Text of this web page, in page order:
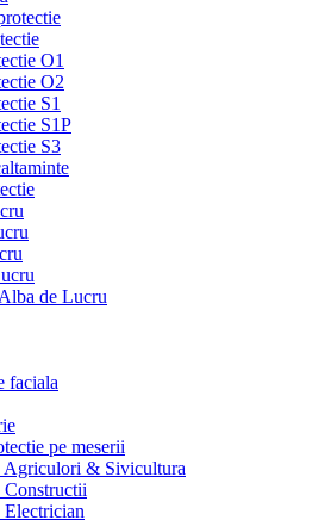
O1
O2
S1
S1P
S3
de Lucru
faciala
pe meserii
Agriculori & Sivicultura
Constructii
Electrician